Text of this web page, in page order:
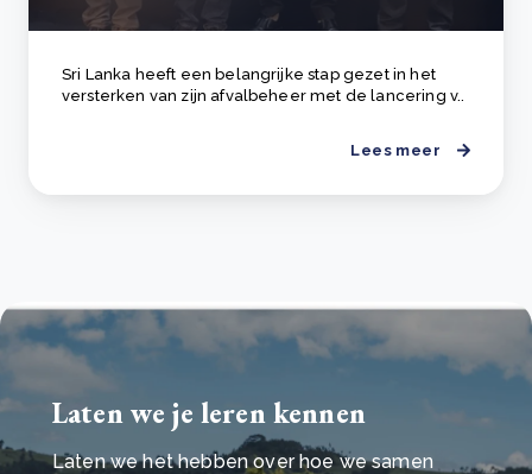
Sri Lanka heeft een belangrijke stap gezet in het
versterken van zijn afvalbeheer met de lancering v..
Lees meer
Laten we je leren kennen
Laten we het hebben over hoe we samen